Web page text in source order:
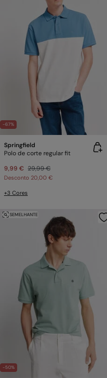
-67%
Springfield
Polo de corte regular fit
9,99 € 29,99 €
Desconto 20,00 €
+3 Cores
-50%
SEMELHANTE